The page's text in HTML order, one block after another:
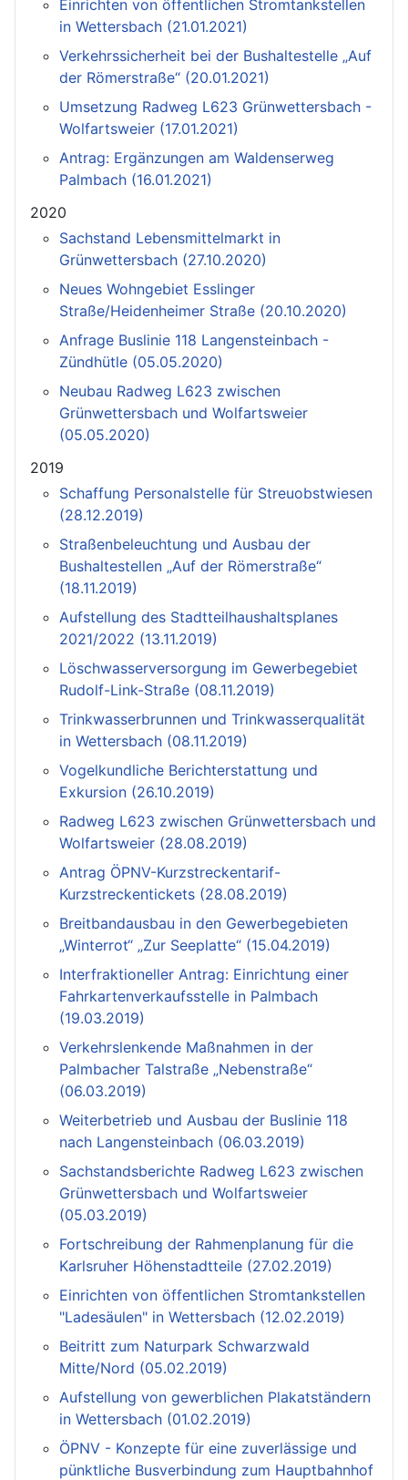
Einrichten von öffentlichen Stromtankstellen
in Wettersbach (21.01.2021)
Verkehrssicherheit bei der Bushaltestelle „Auf
der Römerstraße“ (20.01.2021)
Umsetzung Radweg L623 Grünwettersbach -
Wolfartsweier (17.01.2021)
Antrag: Ergänzungen am Waldenserweg
Palmbach (16.01.2021)
2020
Sachstand Lebensmittelmarkt in
Grünwettersbach (27.10.2020)
Neues Wohngebiet Esslinger
Straße/Heidenheimer Straße (20.10.2020)
Anfrage Buslinie 118 Langensteinbach -
Zündhütle (05.05.2020)
Neubau Radweg L623 zwischen
Grünwettersbach und Wolfartsweier
(05.05.2020)
2019
Schaffung Personalstelle für Streuobstwiesen
(28.12.2019)
Straßenbeleuchtung und Ausbau der
Bushaltestellen „Auf der Römerstraße“
(18.11.2019)
Aufstellung des Stadtteilhaushaltsplanes
2021/2022 (13.11.2019)
Löschwasserversorgung im Gewerbegebiet
Rudolf-Link-Straße (08.11.2019)
Trinkwasserbrunnen und Trinkwasserqualität
in Wettersbach (08.11.2019)
Vogelkundliche Berichterstattung und
Exkursion (26.10.2019)
Radweg L623 zwischen Grünwettersbach und
Wolfartsweier (28.08.2019)
Antrag ÖPNV-Kurzstreckentarif-
Kurzstreckentickets (28.08.2019)
Breitbandausbau in den Gewerbegebieten
„Winterrot“ „Zur Seeplatte“ (15.04.2019)
Interfraktioneller Antrag: Einrichtung einer
Fahrkartenverkaufsstelle in Palmbach
(19.03.2019)
Verkehrslenkende Maßnahmen in der
Palmbacher Talstraße „Nebenstraße“
(06.03.2019)
Weiterbetrieb und Ausbau der Buslinie 118
nach Langensteinbach (06.03.2019)
Sachstandsberichte Radweg L623 zwischen
Grünwettersbach und Wolfartsweier
(05.03.2019)
Fortschreibung der Rahmenplanung für die
Karlsruher Höhenstadtteile (27.02.2019)
Einrichten von öffentlichen Stromtankstellen
"Ladesäulen" in Wettersbach (12.02.2019)
Beitritt zum Naturpark Schwarzwald
Mitte/Nord (05.02.2019)
Aufstellung von gewerblichen Plakatständern
in Wettersbach (01.02.2019)
ÖPNV - Konzepte für eine zuverlässige und
pünktliche Busverbindung zum Hauptbahnhof